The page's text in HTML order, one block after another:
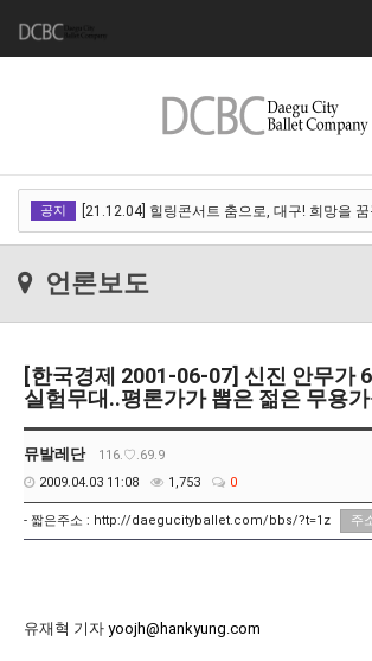
공지
[21.11.13] 호두까기인형 아양아트센터
[21.11.13] 호두까기인형 아양아트센터
[21.10.22-23] 대구국제오페라축제<아이다
언론보도
[한국경제 2001-06-07] 신진 안무가
실험무대..평론가가 뽑은 젊은 무용가
뮤발레단
116.♡.69.9
2009.04.03 11:08
1,753 0
- 짧은주소 : http://daegucityballet.com/bbs/?t=1z 주
유재혁 기자 yoojh@hankyung.com